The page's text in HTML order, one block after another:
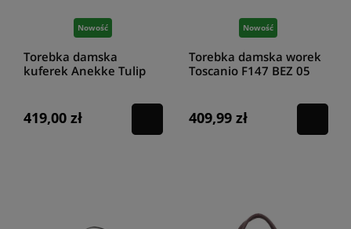
Nowość
Torebka damska
kuferek Anekke Tulip
419,00 zł
Nowość
Torebka damska worek
Toscanio F147 BEZ 05
409,99 zł